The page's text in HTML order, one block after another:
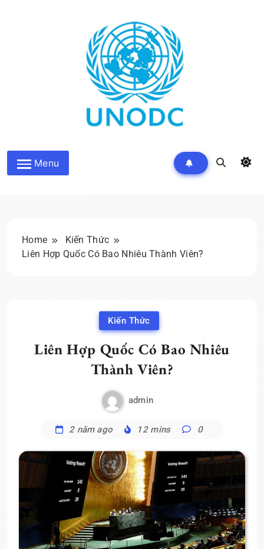
Kiến Thức Liên Hợp Quốc
Menu
Home
Kiến Thức
Liên Hợp Quốc Có Bao Nhiêu Thành Viên?
Kiến Thức
Liên Hợp Quốc Có Bao Nhiêu
Thành Viên?
admin
2 năm ago 12 mins 0